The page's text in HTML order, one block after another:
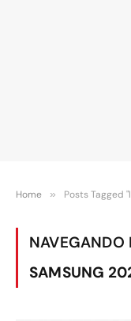
Home » Posts Tagged
NAVEGANDO
SAMSUNG